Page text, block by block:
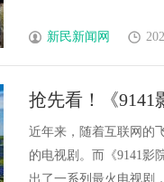
新民新闻网
抢先看！《
近年来，随着互联网的
的电视剧。而《9141影
出了一系列最火电视剧